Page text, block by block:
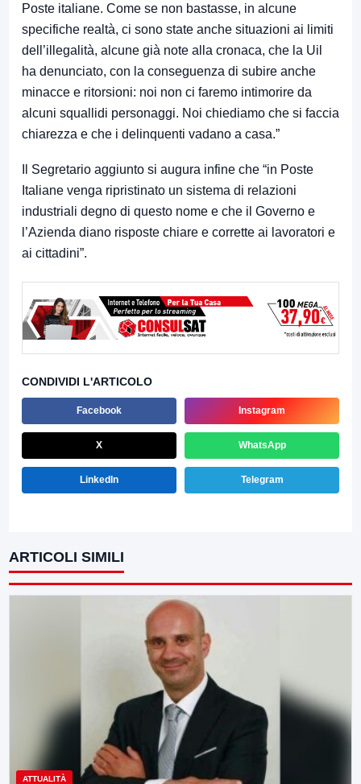
Poste italiane. Come se non bastasse, in alcune
specifiche realtà, ci sono state anche situazioni ai limiti
dell’illegalità, alcune già note alla cronaca, che la Uil
ha denunciato, con la conseguenza di subire anche
minacce e ritorsioni: noi non ci faremo intimorire da
alcuni squallidi personaggi. Noi chiediamo che si faccia
chiarezza e che i delinquenti vadano a casa.”
Il Segretario aggiunto si augura infine che “in Poste
Italiane venga ripristinato un sistema di relazioni
industriali degno di questo nome e che il Governo e
l’Azienda diano risposte chiare e corrette ai lavoratori e
ai cittadini”.
CONDIVIDI L'ARTICOLO
Facebook Instagram
X WhatsApp
LinkedIn Telegram
ARTICOLI SIMILI
ATTUALITÀ